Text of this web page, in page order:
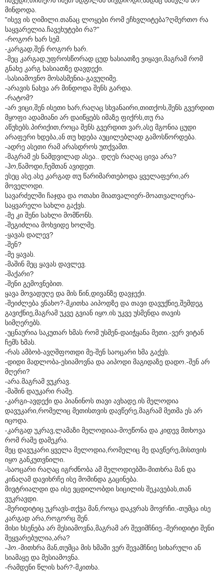
მინდოდა.
"ისევ ის ღიმილი.თანაც ლოყები რომ ეჩხვლიტება?ღმერთო რა
საყვარელია.ჩავეხუტები რა?"
-როგორ ხარ სემ.
-კარგად,შენ როგორ ხარ.
-მეც კარგად,უფროსწორად ცუდ ხასიათზე ვიყავი,მაგრამ რომ
გნახე კარგ ხასიათზე დავდექი.
-სასიამოვნო მოსასმენია-გავუღიმე.
-არავის ნახვა არ მინდოდა შენს გარდა.
-რატომ?
-არ ვიცი,შენ ისეთი ხარ,რაღაც სხვანაირი,თითქოს,შენს გვერდით
მყოფი ადამიანი არ დაიწყებს იმაზე ფიქრს,თუ რა
აწუხებს.პირიქით,როცა შენს გვერდით ვარ,ასე მგონია ცუდი
არაფერი ხდება,ან თუ ხდება აუცილებლად გამოსწორდება.
-ადრე ასეთი რამ არასდროს უთქვამთ.
-მაგრამ ეს ნამდვილად ასეა.. დღეს რაღაც ცივა არა?
-ჰო,წამოდი,ჩემთან ავიდეთ.
ესეც ასე.ასე კარგად თუ წარიმართებოდა ყველაფერი,არ
მოველოდი.
სავარძელში ჩაჯდა და ოთახი მიათვალიერ-მოათვალიერა-
საყვარელი სახლი გაქვს.
-მე კი შენი სახლი მომწონს.
-შეგიძლია მოხვიდე ხოლმე.
-ყავას დალევ?
-შენ?
-მე ყავას.
-მაშინ მეც ყავას დავლევ.
-შაქარი?
-შენი გემოვნებით.
ყავა მოვადუღე და მის წინ,დივანზე დავჯექი.
-შეიძლება ვნახო?-მკითხა აიპოდზე და თავი დავუქნიე,შემდეგ
გავიქნიე,მაგრამ უკვე გვიან იყო.ის უკვე უსმენდა თავის
სიმღერებს.
-უცნაურია საკუთარ ხმას რომ უსმენ-დაიჭყანა მეთი.-ვერ ვიტან
ჩემს ხმას.
-რას ამბობ-ავღშფოთდი მე-შენ საოცარი ხმა გაქვს.
-დიდი მადლობა-ესიამოვნა და აიპოდი მაგიდაზე დადო.-შენ არ
მღერი?
-არა.მაგრამ ვუკრავ.
-მაშინ დაუკარი რამე.
-კარგი-ავდექი და პიანინოს თავი ავხადე.ის მელოდია
დავუკარი,რომელიც მეთისთვის დავწერე,მაგრამ მეთმა ეს არ
იცოდა.
-კარგად უკრავ,ლამაზი მელოდიაა-მოეწონა და კიდევ მთხოვა
რომ რამე დამეკრა.
მეც დავუკარი.ყველა მელოდია,რომელიც მე დავწერე,მისთვის
იყო განკუთვნილი.
-საოცარი რაღაც იგრძნობა ამ მელოდიებში-მითხრა მან და
კინაღამ დავიხრჩე ისე მომინდა გაცინება.
მივტრიალდი და ისე ვცდილობდი სიცილის შეკავებას,თან
ვუკრავდი.
-მერიდიტიც უკრავს-თქვა მან,როცა დაკვრას მოვრჩი.-თუმცა ისე
კარგად არა,როგორც შენ.
მისი ხსენება არ მესიამოვნა,მაგრამ არ შევიმჩნიე.-მერიდიტი შენი
შეყვარებულია,არა?
-ჰო.-მითხრა მან,თუმცა მის ხმაში ვერ შევამჩნიე სიხარული ან
სიამაყე და მესიამოვნა.
-რამდენი წლის ხარ?-მკითხა.